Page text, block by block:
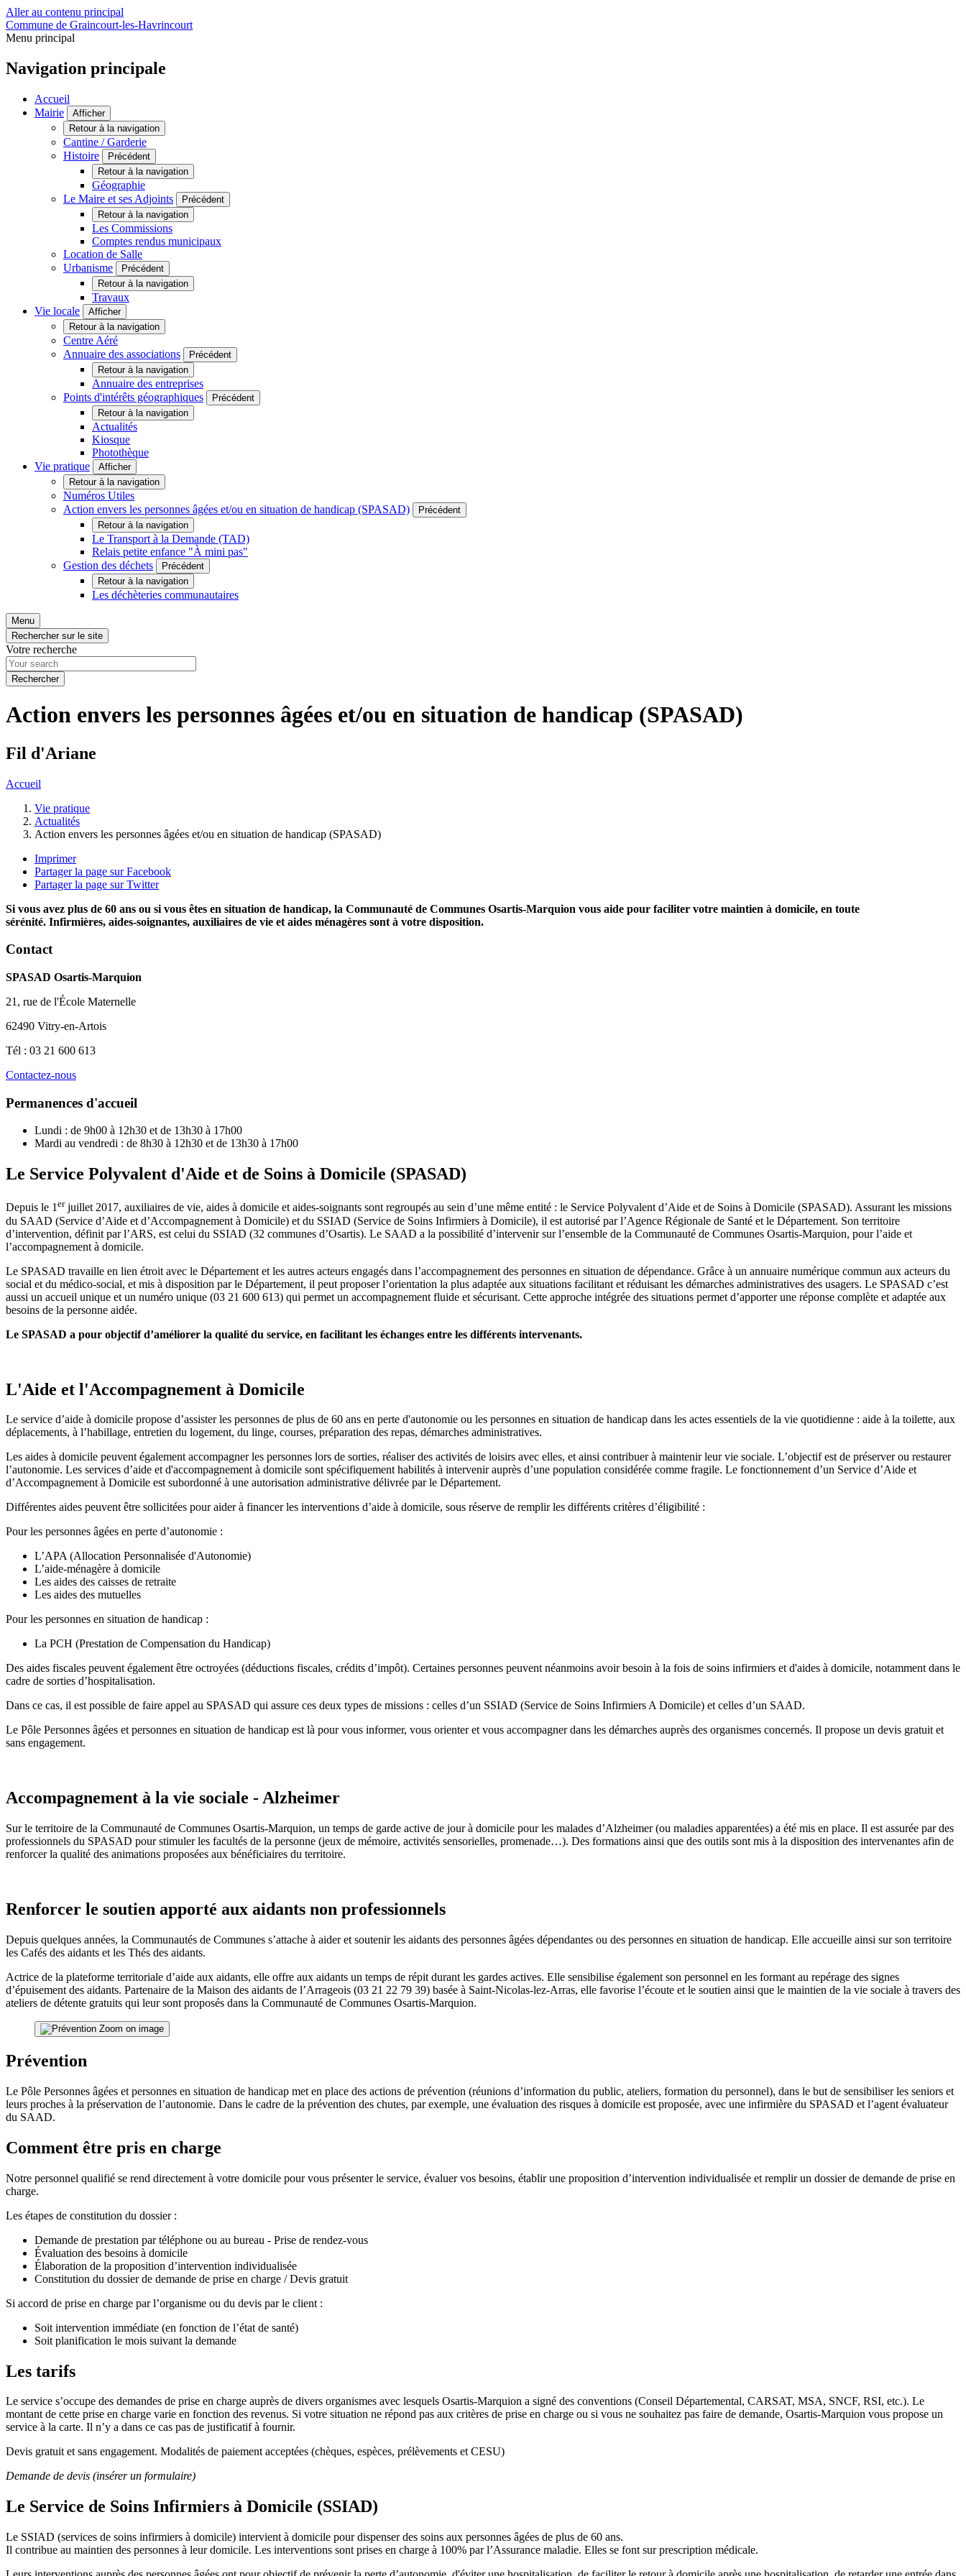
Aller au contenu principal
Commune de Graincourt-les-Havrincourt
Menu principal
Navigation principale
Accueil
Mairie
Afficher
Retour à la navigation
Cantine / Garderie
Histoire
Précédent
Retour à la navigation
Géographie
Le Maire et ses Adjoints
Précédent
Retour à la navigation
Les Commissions
Comptes rendus municipaux
Location de Salle
Urbanisme
Précédent
Retour à la navigation
Travaux
Vie locale
Afficher
Retour à la navigation
Centre Aéré
Annuaire des associations
Précédent
Retour à la navigation
Annuaire des entreprises
Points d'intérêts géographiques
Précédent
Retour à la navigation
Actualités
Kiosque
Photothèque
Vie pratique
Afficher
Retour à la navigation
Numéros Utiles
Action envers les personnes âgées et/ou en situation de handicap (SPASAD)
Précédent
Retour à la navigation
Le Transport à la Demande (TAD)
Relais petite enfance "À mini pas"
Gestion des déchets
Précédent
Retour à la navigation
Les déchèteries communautaires
Menu
Rechercher sur le site
Votre recherche
Action envers les personnes âgées et/ou en situation de handicap (SPASAD)
Fil d'Ariane
Accueil
Vie pratique
Actualités
Action envers les personnes âgées et/ou en situation de handicap (SPASAD)
Imprimer
Partager la page sur Facebook
Partager la page sur Twitter
Si vous avez plus de 60 ans ou si vous êtes en situation de handicap, la Communauté de Communes Osartis-Marquion vous aide pour faciliter votre maintien à domicile, en toute
sérénité. Infirmières, aides-soignantes, auxiliaires de vie et aides ménagères sont à votre disposition.
Contact
SPASAD Osartis-Marquion
21, rue de l'École Maternelle
62490 Vitry-en-Artois
Tél : 03 21 600 613
Contactez-nous
Permanences d'accueil
Lundi : de 9h00 à 12h30 et de 13h30 à 17h00
Mardi au vendredi : de 8h30 à 12h30 et de 13h30 à 17h00
Le Service Polyvalent d'Aide et de Soins à Domicile (SPASAD)
Depuis le 1erjuillet 2017, auxiliaires de vie, aides à domicile et aides-soignants sont regroupés au sein d’une même entité : le Service Polyvalent d’Aide et de Soins à Domicile (SPASAD). Assurant les missions
du SAAD (Service d’Aide et d’Accompagnement à Domicile) et du SSIAD (Service de Soins Infirmiers à Domicile), il est autorisé par l’Agence Régionale de Santé et le Département. Son territoire
d’intervention, définit par l’ARS, est celui du SSIAD (32 communes d’Osartis). Le SAAD a la possibilité d’intervenir sur l’ensemble de la Communauté de Communes Osartis-Marquion, pour l’aide et
l’accompagnement à domicile.
Le SPASAD travaille en lien étroit avec le Département et les autres acteurs engagés dans l’accompagnement des personnes en situation de dépendance. Grâce à un annuaire numérique commun aux acteurs du
social et du médico-social, et mis à disposition par le Département, il peut proposer l’orientation la plus adaptée aux situations facilitant et réduisant les démarches administratives des usagers. Le SPASAD c’est
aussi un accueil unique et un numéro unique (03 21 600 613) qui permet un accompagnement fluide et sécurisant. Cette approche intégrée des situations permet d’apporter une réponse complète et adaptée aux
besoins de la personne aidée.
Le SPASAD a pour objectif d’améliorer la qualité du service, en facilitant les échanges entre les différents intervenants.
L'Aide et l'Accompagnement à Domicile
Le service d’aide à domicile propose d’assister les personnes de plus de 60 ans en perte d'autonomie ou les personnes en situation de handicap dans les actes essentiels de la vie quotidienne : aide à la toilette, aux
déplacements, à l’habillage, entretien du logement, du linge, courses, préparation des repas, démarches administratives.
Les aides à domicile peuvent également accompagner les personnes lors de sorties, réaliser des activités de loisirs avec elles, et ainsi contribuer à maintenir leur vie sociale. L’objectif est de préserver ou restaurer
l’autonomie. Les services d’aide et d'accompagnement à domicile sont spécifiquement habilités à intervenir auprès d’une population considérée comme fragile. Le fonctionnement d’un Service d’Aide et
d’Accompagnement à Domicile est subordonné à une autorisation administrative délivrée par le Département.
Différentes aides peuvent être sollicitées pour aider à financer les interventions d’aide à domicile, sous réserve de remplir les différents critères d’éligibilité :
Pour les personnes âgées en perte d’autonomie :
L’APA (Allocation Personnalisée d'Autonomie)
L’aide-ménagère à domicile
Les aides des caisses de retraite
Les aides des mutuelles
Pour les personnes en situation de handicap :
La PCH (Prestation de Compensation du Handicap)
Des aides fiscales peuvent également être octroyées (déductions fiscales, crédits d’impôt). Certaines personnes peuvent néanmoins avoir besoin à la fois de soins infirmiers et d'aides à domicile, notamment dans le
cadre de sorties d’hospitalisation.
Dans ce cas, il est possible de faire appel au SPASAD qui assure ces deux types de missions : celles d’un SSIAD (Service de Soins Infirmiers A Domicile) et celles d’un SAAD.
Le Pôle Personnes âgées et personnes en situation de handicap est là pour vous informer, vous orienter et vous accompagner dans les démarches auprès des organismes concernés. Il propose un devis gratuit et
sans engagement.
Accompagnement à la vie sociale - Alzheimer
Sur le territoire de la Communauté de Communes Osartis-Marquion, un temps de garde active de jour à domicile pour les malades d’Alzheimer (ou maladies apparentées) a été mis en place. Il est assurée par des
professionnels du SPASAD pour stimuler les facultés de la personne (jeux de mémoire, activités sensorielles, promenade…). Des formations ainsi que des outils sont mis à la disposition des intervenantes afin de
renforcer la qualité des animations proposées aux bénéficiaires du territoire.
Renforcer le soutien apporté aux aidants non professionnels
Depuis quelques années, la Communautés de Communes s’attache à aider et soutenir les aidants des personnes âgées dépendantes ou des personnes en situation de handicap. Elle accueille ainsi sur son territoire
les Cafés des aidants et les Thés des aidants.
Actrice de la plateforme territoriale d’aide aux aidants, elle offre aux aidants un temps de répit durant les gardes actives. Elle sensibilise également son personnel en les formant au repérage des signes
d’épuisement des aidants. Partenaire de la Maison des aidants de l’Arrageois (03 21 22 79 39) basée à Saint-Nicolas-lez-Arras, elle favorise l’écoute et le soutien ainsi que le maintien de la vie sociale à travers des
ateliers de détente gratuits qui leur sont proposés dans la Communauté de Communes Osartis-Marquion.
Zoom on image
Prévention
Le Pôle Personnes âgées et personnes en situation de handicap met en place des actions de prévention (réunions d’information du public, ateliers, formation du personnel), dans le but de sensibiliser les seniors et
leurs proches à la préservation de l’autonomie. Dans le cadre de la prévention des chutes, par exemple, une évaluation des risques à domicile est proposée, avec une infirmière du SPASAD et l’agent évaluateur
du SAAD.
Comment être pris en charge
Notre personnel qualifié se rend directement à votre domicile pour vous présenter le service, évaluer vos besoins, établir une proposition d’intervention individualisée et remplir un dossier de demande de prise en
charge.
Les étapes de constitution du dossier :
Demande de prestation par téléphone ou au bureau - Prise de rendez-vous
Évaluation des besoins à domicile
Élaboration de la proposition d’intervention individualisée
Constitution du dossier de demande de prise en charge / Devis gratuit
Si accord de prise en charge par l’organisme ou du devis par le client :
Soit intervention immédiate (en fonction de l’état de santé)
Soit planification le mois suivant la demande
Les tarifs
Le service s’occupe des demandes de prise en charge auprès de divers organismes avec lesquels Osartis-Marquion a signé des conventions (Conseil Départemental, CARSAT, MSA, SNCF, RSI, etc.). Le
montant de cette prise en charge varie en fonction des revenus. Si votre situation ne répond pas aux critères de prise en charge ou si vous ne souhaitez pas faire de demande, Osartis-Marquion vous propose un
service à la carte. Il n’y a dans ce cas pas de justificatif à fournir.
Devis gratuit et sans engagement. Modalités de paiement acceptées (chèques, espèces, prélèvements et CESU)
Demande de devis (insérer un formulaire)
Le Service de Soins Infirmiers à Domicile (SSIAD)
Le SSIAD (services de soins infirmiers à domicile) intervient à domicile pour dispenser des soins aux personnes âgées de plus de 60 ans.
Il contribue au maintien des personnes à leur domicile. Les interventions sont prises en charge à 100% par l’Assurance maladie. Elles se font sur prescription médicale.